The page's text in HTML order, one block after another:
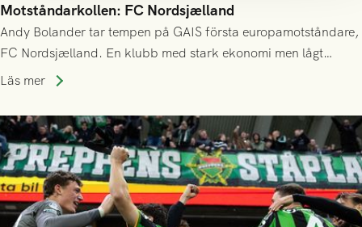
Motståndarkollen: FC Nordsjælland
Andy Bolander tar tempen på GAIS första europamotståndare,
FC Nordsjælland. En klubb med stark ekonomi men lågt
publiksnitt, ett lag med både kollektiv styrka och individuell
Läs mer